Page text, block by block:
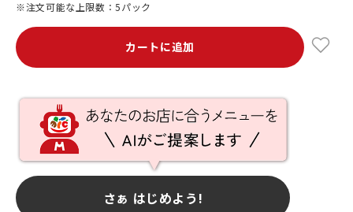
※注文可能な上限数：5パック
カートに追加
さぁ はじめよう!